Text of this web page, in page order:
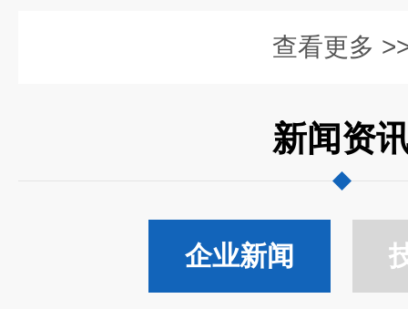
查看更多
新闻资
企业新闻